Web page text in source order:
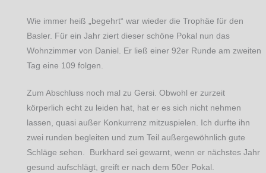
Wie immer heiß „begehrt“ war wieder die Trophäe für den
Basler. Für ein Jahr ziert dieser schöne Pokal nun das
Wohnzimmer von Daniel. Er ließ einer 92er Runde am zweiten
Tag eine 109 folgen.
Zum Abschluss noch mal zu Gersi. Obwohl er zurzeit
körperlich echt zu leiden hat, hat er es sich nicht nehmen
lassen, quasi außer Konkurrenz mitzuspielen. Ich durfte ihn
zwei runden begleiten und zum Teil außergewöhnlich gute
Schläge sehen. Burkhard sei gewarnt, wenn er nächstes Jahr
gesund aufschlägt, greift er nach dem 50er Pokal.